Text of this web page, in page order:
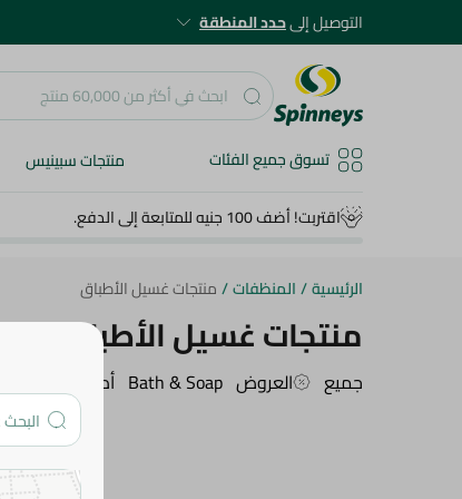
التوصيل إلىحدد المنطقة
تسوق جميع الفئات منتجات سبينيس
اقتربت! أضف 100 جنيه للمتابعة إلى الدفع.
الرئيسية/المنظفات/منتجات غسيل الأطباق
منتجات غسيل الأطباق
جميع العروض Bath & Soap أدوات التنظييف